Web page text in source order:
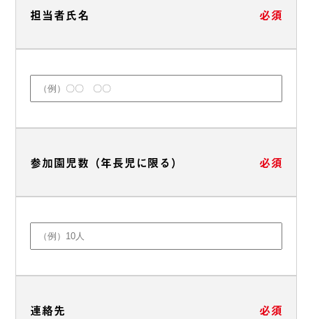
担当者氏名 必須
参加園児数（年長児に限る） 必須
連絡先 必須